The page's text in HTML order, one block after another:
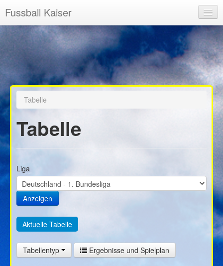
Fussball Kaiser
Startseite
News
Registrieren
Ligen
Highscore
Freie Vereine
Tabelle
Tabelle
Liga
Anzeigen
Aktuelle Tabelle
Tabellentyp Ergebnisse und Spielplan